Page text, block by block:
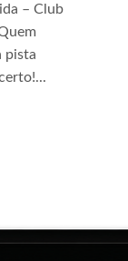
– Club
pista